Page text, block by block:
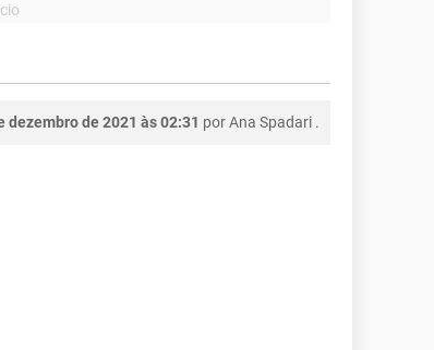
dezembro de 2021 às 02:31 porAna Spadari .